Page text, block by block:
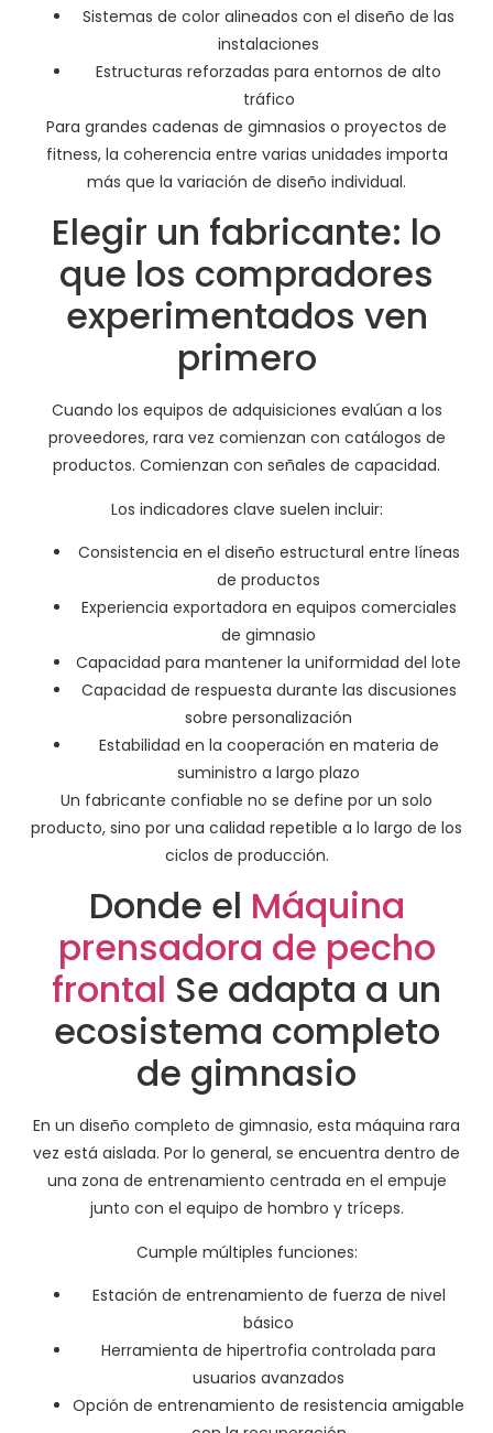
Sistemas de color alineados con el diseño de las
instalaciones
Estructuras reforzadas para entornos de alto
tráfico
Para grandes cadenas de gimnasios o proyectos de
fitness, la coherencia entre varias unidades importa
más que la variación de diseño individual.
Elegir un fabricante: lo
que los compradores
experimentados ven
primero
Cuando los equipos de adquisiciones evalúan a los
proveedores, rara vez comienzan con catálogos de
productos. Comienzan con señales de capacidad.
Los indicadores clave suelen incluir:
Consistencia en el diseño estructural entre líneas
de productos
Experiencia exportadora en equipos comerciales
de gimnasio
Capacidad para mantener la uniformidad del lote
Capacidad de respuesta durante las discusiones
sobre personalización
Estabilidad en la cooperación en materia de
suministro a largo plazo
Un fabricante confiable no se define por un solo
producto, sino por una calidad repetible a lo largo de los
ciclos de producción.
Donde el Máquina
prensadora de pecho
frontal Se adapta a un
ecosistema completo
de gimnasio
En un diseño completo de gimnasio, esta máquina rara
vez está aislada. Por lo general, se encuentra dentro de
una zona de entrenamiento centrada en el empuje
junto con el equipo de hombro y tríceps.
Cumple múltiples funciones:
Estación de entrenamiento de fuerza de nivel
básico
Herramienta de hipertrofia controlada para
usuarios avanzados
Opción de entrenamiento de resistencia amigable